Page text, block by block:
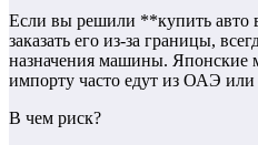
Если вы решили **купить авто
заказать его из-за границы,
назначения машины. Японские
импорту часто едут из ОАЭ
В чем риск?